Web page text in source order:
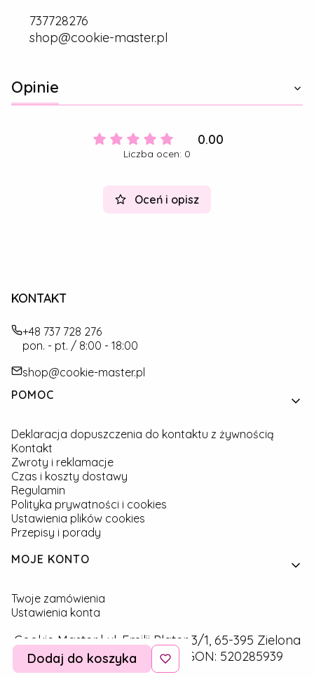
737728276
shop@cookie-master.pl
Opinie
0.00
Liczba ocen: 0
Oceń i opisz
KONTAKT
+48 737 728 276
pon. - pt. / 8:00 - 18:00
shop@cookie-master.pl
Linki w stopce
POMOC
Deklaracja dopuszczenia do kontaktu z żywnością
Kontakt
Zwroty i reklamacje
Czas i koszty dostawy
Regulamin
Polityka prywatności i cookies
Ustawienia plików cookies
Przepisy i porady
MOJE KONTO
Twoje zamówienia
Ustawienia konta
Cookie Master | ul. Emilii Plater 3/1, 65-395 Zielona
Góra | NIP: 9291757160 | REGON: 520285939
Dodaj do koszyka